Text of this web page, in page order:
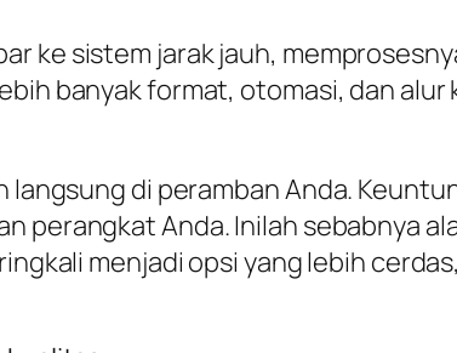
ke sistem jarak jauh,
banyak format, otomasi, dan
di peramban Anda.
perangkat Anda. Inilah sebabnya
menjadi opsi yang lebih